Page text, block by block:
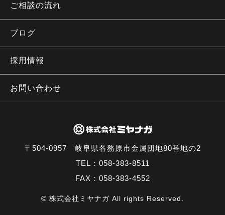
ご相談の流れ
ブログ
採用情報
お問い合わせ
〒504-0957 岐阜県各務原市金属団地80番地の2
TEL：058-383-8511
FAX：058-383-4552
© 株式会社ミヤナガ All rights Reserved.